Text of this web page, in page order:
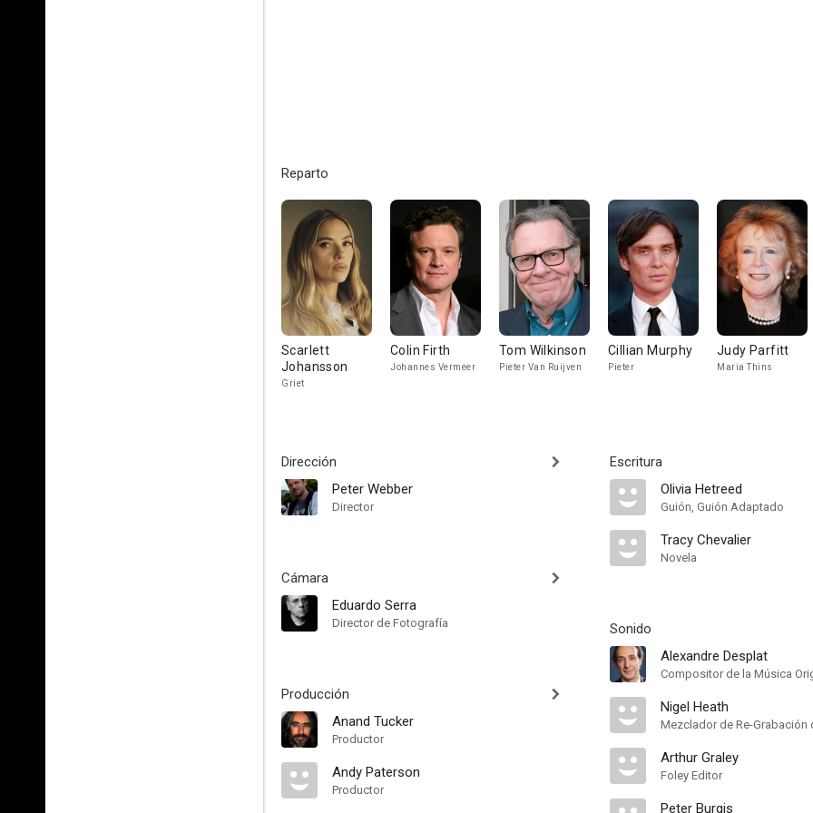
Reparto
Scarlett
Johansson
Griet
Colin Firth
Johannes Vermeer
Tom Wilkinson
Pieter Van Ruijven
Cillian Murphy
Pieter
Judy Parfitt
Maria Thins
Dirección
Peter Webber
Director
Cámara
Eduardo Serra
Director de Fotografía
Producción
Anand Tucker
Productor
Andy Paterson
Productor
Escritura
Olivia Hetreed
Guión, Guión Adaptado
Tracy Chevalier
Novela
Sonido
Alexandre Desplat
Compositor de la Música
Nigel Heath
Mezclador de Re-Grabación
Arthur Graley
Foley Editor
Peter Burgis